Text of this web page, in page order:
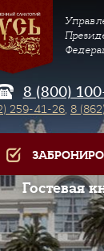
8 (800)
259-41-26, 8
Гостевая